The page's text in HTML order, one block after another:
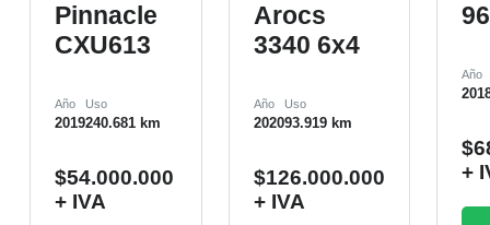
Pinnacle
CXU613
Año
2019
Uso
240.681 km
$54.000.000
+ IVA
Arocs
3340 6x4
Año
2020
Uso
93.919 km
$126.000.000
+ IVA
Año
$
+